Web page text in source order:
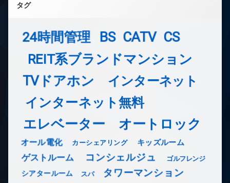
タグ
24時間管理 BS CATV CS
REIT系ブランドマンション
TVドアホン インターネット
インターネット無料
エレベーター オートロック
オール電化 カーシェアリング キッズルーム
ゲストルーム コンシェルジュ ゴルフレンジ
シアタールーム スパ タワーマンション